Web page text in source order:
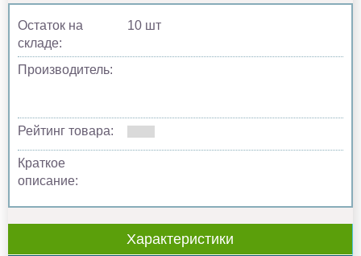
Остаток на
складе:
10 шт
Производитель:
Рейтинг товара:
Краткое
описание:
Характеристики